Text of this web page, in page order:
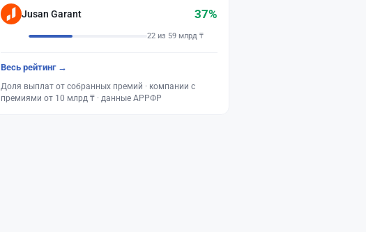
Jusan Garant 37%
22 из 59 млрд ₸
Весь рейтинг →
Доля выплат от собранных премий · компании с
премиями от 10 млрд ₸ · данные АРРФР